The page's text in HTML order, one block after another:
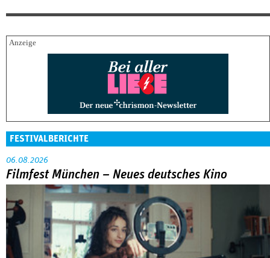
FESTIVALBERICHTE
06.08.2026
Filmfest München – Neues deutsches Kino